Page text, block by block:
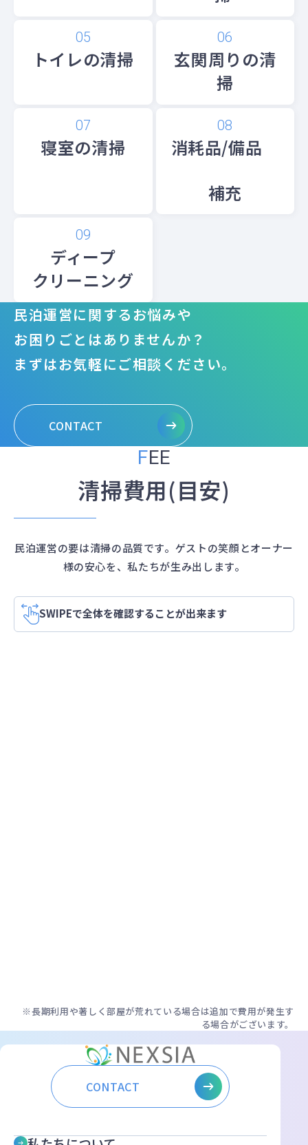
トイレの清掃
玄関周りの清
掃
寝室の清掃
消耗品/備品
補充
ディープ
クリーニング
民泊運営に関するお悩みや
お困りごとはありませんか？
まずはお気軽にご相談ください。
CONTACT
FEE
清掃費用(目安)
民泊運営の要は清掃の品質です。ゲストの笑顔とオーナー
様の安心を、私たちが生み出します。
SWIPEで全体を確認することが出来ます
※長期利用や著しく部屋が荒れている場合は追加で費用が発生す
る場合がございます。
CONTACT